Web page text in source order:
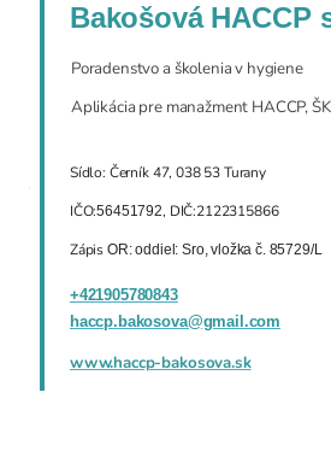
Bakošová HACCP
Poradenstvo a školenia v hygiene
Aplikácia pre manažment HACCP,
Sídlo: Černík 47, 038 53 Turany
IČO:56451792, DIČ:2122315866
Zápis OR: oddiel: Sro, vložka č. 85729/L
+421905780843
haccp.bakosova@gmail.com
www.haccp-bakosova.sk